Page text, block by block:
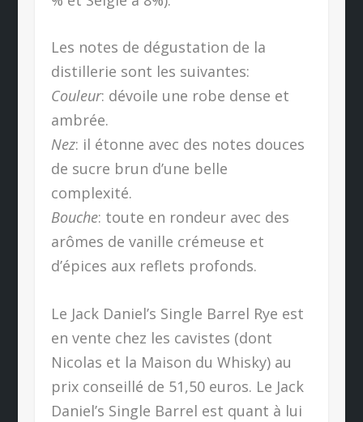
Les notes de dégustation de la
distillerie sont les suivantes:
Couleur: dévoile une robe dense et
ambrée.
Nez: il étonne avec des notes douces
de sucre brun d’une belle
complexité.
Bouche: toute en rondeur avec des
arômes de vanille crémeuse et
d’épices aux reflets profonds.
Le Jack Daniel’s Single Barrel Rye est
en vente chez les cavistes (dont
Nicolas et la Maison du Whisky) au
prix conseillé de 51,50 euros. Le Jack
Daniel’s Single Barrel est quant à lui